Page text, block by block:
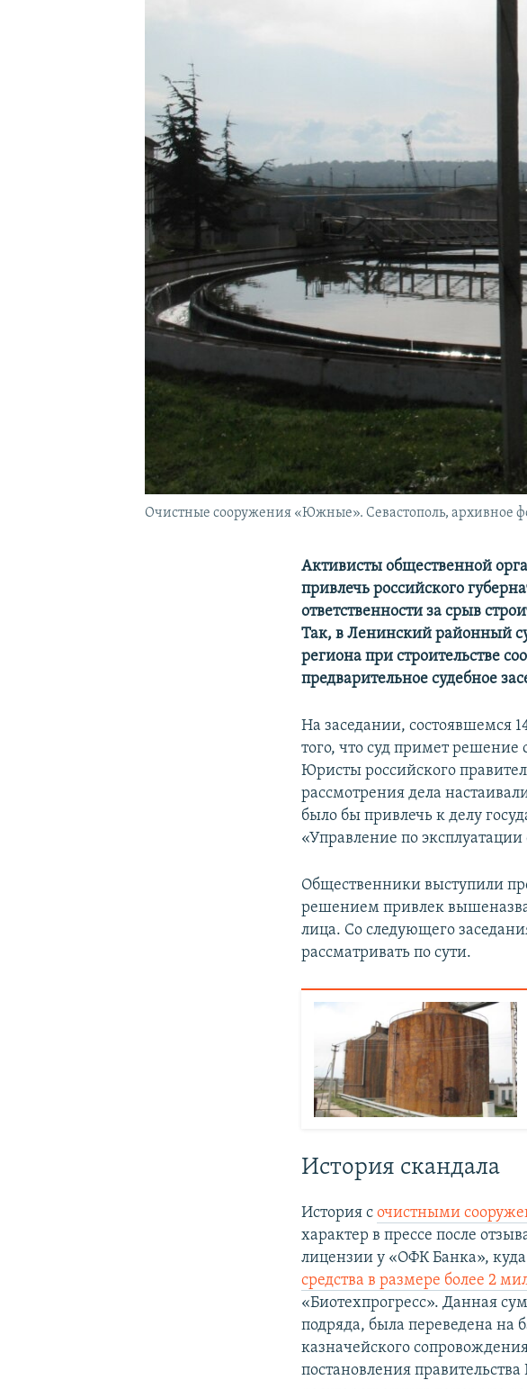
УКРАИНСКАЯ ПРОБЛЕМА КРЫМА
Очистные сооружения «Южные». Севастополь, архивное
Активисты общественной
привлечь российского
ответственности за срыв
Так, в Ленинский районный
региона при строительстве
предварительное судебное
На заседании, состоявшемся
того, что суд примет решение
Юристы российского
рассмотрения дела
было бы привлечь к делу
«Управление по эксплуатации
Общественники выступили
решением привлек
лица. Со следующего
рассматривать по сути.
История скандала
История сочистными
характер в прессе после
лицензии у «ОФК Банка»,
средства в размере более 2
«Биотехпрогресс». Данная
подряда, была переведена на
казначейского
постановления